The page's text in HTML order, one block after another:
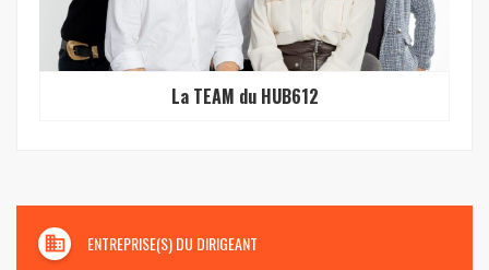
La TEAM du HUB612
domain ENTREPRISE(S) DU DIRIGEANT